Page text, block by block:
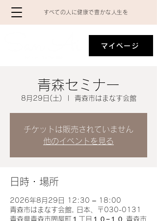
​すべての人に健康で豊かな人生を
マイページ
青森セミナー
8月29日(土) 青森市はまなす会館
チケットは販売されていません
他のイベントを見る
日時・場所
2026年8月29日 12:30 – 18:00
青森市はまなす会館, 日本、〒030-0131
青森県青森市問屋町１丁目１０−１０ 青森市